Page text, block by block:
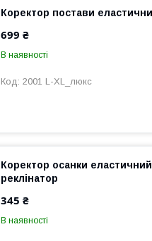
Коректор постави
699 ₴
В наявності
2001 L-XL_люкс
Коректор осанки
реклінатор
345 ₴
В наявності